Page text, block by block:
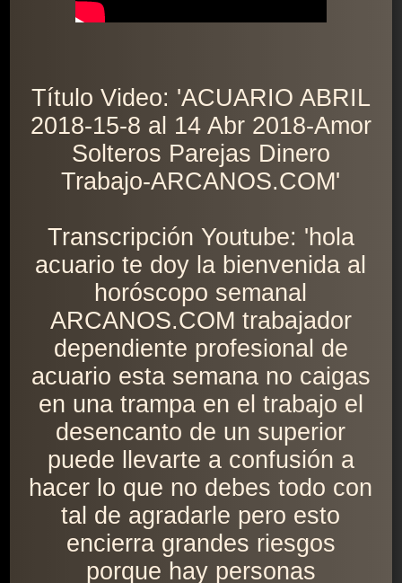
Título Video: 'ACUARIO ABRIL
2018-15-8 al 14 Abr 2018-Amor
Solteros Parejas Dinero
Trabajo-ARCANOS.COM'
Transcripción Youtube: 'hola
acuario te doy la bienvenida al
horóscopo semanal
ARCANOS.COM trabajador
dependiente profesional de
acuario esta semana no caigas
en una trampa en el trabajo el
desencanto de un superior
puede llevarte a confusión a
hacer lo que no debes todo con
tal de agradarle pero esto
encierra grandes riesgos
porque hay personas